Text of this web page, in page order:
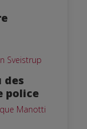
Sveistrup
des
police
Manotti